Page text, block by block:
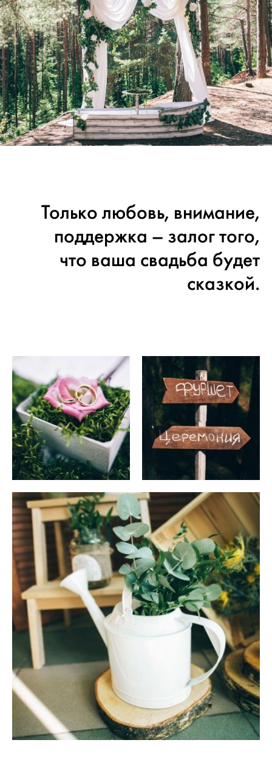
Только любовь, внимание,
поддержка – залог того,
что ваша свадьба будет
сказкой.